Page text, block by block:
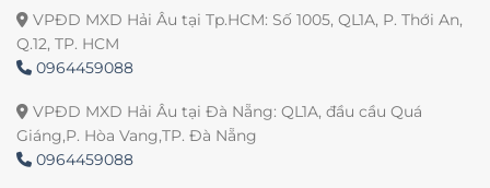
VPĐD MXD Hải Âu tại Tp.HCM: Số 1005, QL1A, P. Thới An,
Q.12, TP. HCM
0964459088
VPĐD MXD Hải Âu tại Đà Nẵng: QL1A, đầu cầu Quá
Giáng,P. Hòa Vang,TP. Đà Nẵng
0964459088